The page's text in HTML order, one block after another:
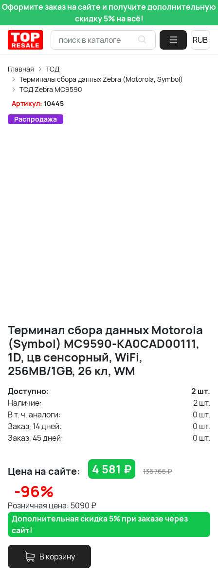
Оформите заказ на сайте и получите дополнительную
скидку 5% на всё!
Главная
ТСД
Терминалы сбора данных Zebra (Motorola, Symbol)
ТСД Zebra MC9590
Артикул: 10445
Распродажа
Терминал сбора данных Motorola
(Symbol) MC9590-KA0CAD00111,
1D, цв сенсорный, WiFi,
256MB/1GB, 26 кл, WM
Доступно: 2 шт.
Наличие:
2шт.
В т. ч. аналоги:
0 шт.
Заказ, 14 дней:
0 шт.
Заказ, 45 дней:
0 шт.
Цена на сайте: 4 581 ₽ 136765₽
Розничная цена: 5090 ₽
-96%
Дополнительная скидка 5% при заказе через
сайт!
В корзину